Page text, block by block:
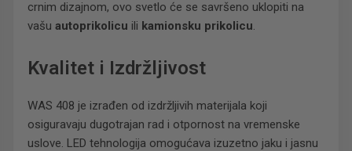
crnim dizajnom, ovo svetlo će se savršeno uklopiti na
vašu autoprikolicu ili kamionsku prikolicu.
Kvalitet i Izdržljivost
WAS 408 je izrađen od izdržljivih materijala koji
osiguravaju dugotrajan rad i otpornost na vremenske
uslove. LED tehnologija omogućava izuzetno jaku i jasnu